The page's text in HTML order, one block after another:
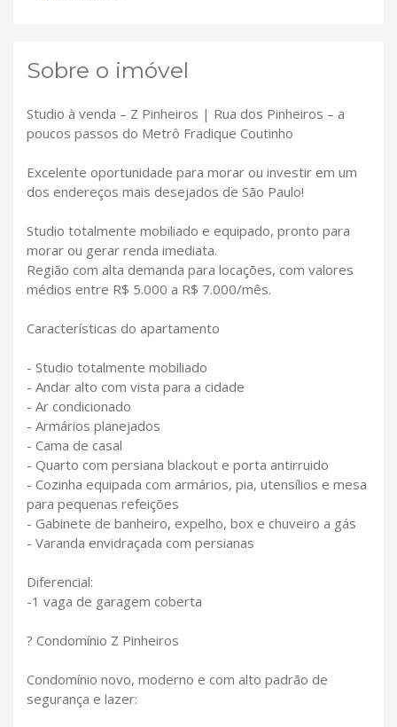
Sobre o imóvel
Studio à venda – Z Pinheiros | Rua dos Pinheiros – a
poucos passos do Metrô Fradique Coutinho
Excelente oportunidade para morar ou investir em um
dos endereços mais desejados de São Paulo!
Studio totalmente mobiliado e equipado, pronto para
morar ou gerar renda imediata.
Região com alta demanda para locações, com valores
médios entre R$ 5.000 a R$ 7.000/mês.
Características do apartamento
- Studio totalmente mobiliado
- Andar alto com vista para a cidade
- Ar condicionado
- Armários planejados
- Cama de casal
- Quarto com persiana blackout e porta antirruido
- Cozinha equipada com armários, pia, utensílios e mesa
para pequenas refeições
- Gabinete de banheiro, expelho, box e chuveiro a gás
- Varanda envidraçada com persianas
Diferencial:
-1 vaga de garagem coberta
? Condomínio Z Pinheiros
Condomínio novo, moderno e com alto padrão de
segurança e lazer: